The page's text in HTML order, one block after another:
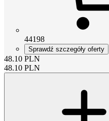
44198
Sprawdź szczegóły oferty
48.10 PLN
48.10 PLN